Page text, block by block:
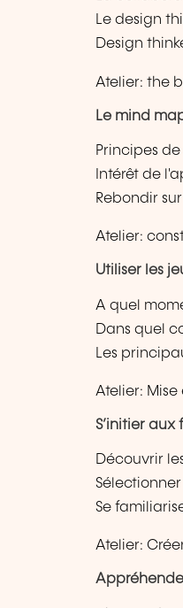
Le design
Design
Atelier: the
Le mind
Principes
Intérêt de
Rebondir
Atelier:
Utiliser les
A quel
Dans quel
Les
Atelier:
S’initier
Découvrir
Se
Atelier: